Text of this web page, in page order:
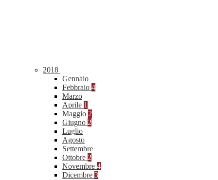
2018
Gennaio
Febbraio 4
Marzo
Aprile 1
Maggio 2
Giugno 2
Luglio
Agosto
Settembre
Ottobre 2
Novembre 4
Dicembre 3